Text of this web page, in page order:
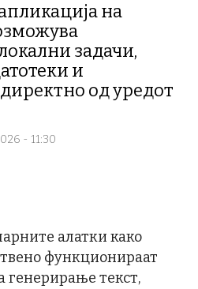
на
задачи,
и
од уредот
- 11:30
алатки како
функционираат
генерирање текст,